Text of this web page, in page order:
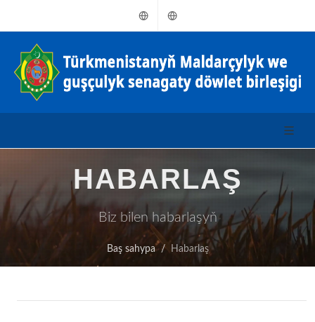
Türkmençe
HABARLAŞ
Biz bilen habarlaşyň
Baş sahypa Habarlaş